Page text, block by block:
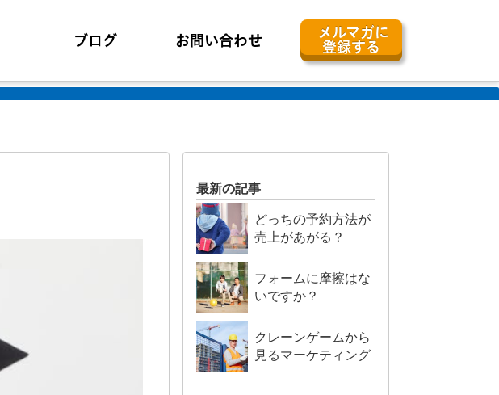
ブログ お問い合わせ メルマガに
登録する
最新の記事
どっちの予約方法が
売上があがる？
フォームに摩擦はな
いですか？
クレーンゲームから
見るマーケティング